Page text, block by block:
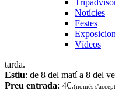
Notícies
Festes
Vídeos
tarda.
Estiu: de 8 del matí a 8 del
Preu entrada: 4€.(només